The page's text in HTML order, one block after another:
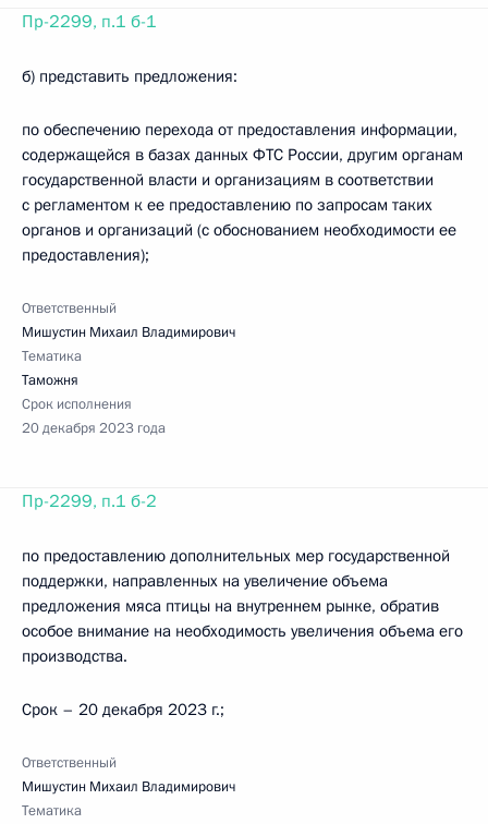
Пр-2299, п.1 б-1
б) представить предложения:
по обеспечению перехода от предоставления информации,
содержащейся в базах данных ФТС России, другим органам
государственной власти и организациям в соответствии
с регламентом к ее предоставлению по запросам таких
органов и организаций (с обоснованием необходимости ее
предоставления);
Ответственный
Мишустин Михаил Владимирович
Тематика
Таможня
Срок исполнения
20 декабря 2023 года
Пр-2299, п.1 б-2
по предоставлению дополнительных мер государственной
поддержки, направленных на увеличение объема
предложения мяса птицы на внутреннем рынке, обратив
особое внимание на необходимость увеличения объема его
производства.
Срок – 20 декабря 2023 г.;
Ответственный
Мишустин Михаил Владимирович
Тематика